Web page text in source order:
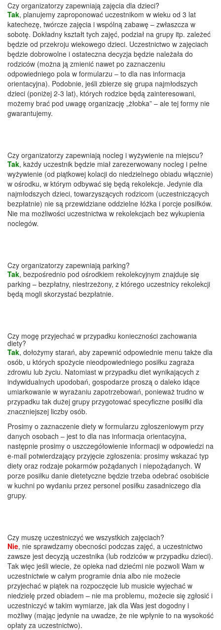
Czy organizatorzy zapewniają zajęcia dla dzieci?
Tak, planujemy zaproponować uczestnikom w wieku od 3 lat
katechezę, twórcze zajęcia i wspólną zabawę – zwłaszcza w
sobotę. Dokładny kształt tych zajęć, podział na grupy itp. zależeć
będzie od przekroju wiekowego dzieci. Uczestnictwo w zajęciach
będzie dobrowolne i ostateczna decyzja będzie należała do
rodziców (można ją zmienić nawet po zaznaczeniu
odpowiedniego pola w formularzu – to dla nas informacja
orientacyjna). Podobnie, jeśli zbierze się grupa najmłodszych
dzieci (poniżej 2-3 lat), których rodzice będą zainteresowani,
możemy brać pod uwagę organizację „żłobka” – ale tej formy nie
gwarantujemy.
Czy organizatorzy zapewniają nocleg i wyżywienie na miejscu?
Tak, każdy uczestnik będzie miał zarezerwowany nocleg i pełne
wyżywienie (od piątkowej kolacji do niedzielnego obiadu włącznie)
w ośrodku, w którym odbywać się będą rekolekcje. Jedynie dla
najmłodszych dzieci, towarzyszących rodzicom (uczestniczących
bezpłatnie) nie są przewidziane oddzielne łóżka i porcje posiłków.
Nie ma możliwości uczestnictwa w rekolekcjach bez wykupienia
noclegów.
Czy organizatorzy zapewniają parking?
Tak, bezpośrednio pod ośrodkiem rekolekcyjnym znajduje się
parking – bezpłatny, niestrzeżony, z którego uczestnicy rekolekcji
będą mogli skorzystać bezpłatnie.
Czy mogę przyjechać w przypadku konieczności zachowania
diety?
Tak, dołożymy starań, aby zapewnić odpowiednie menu także dla
osób, u których spożycie nieodpowiedniego posiłku zagraża
zdrowiu lub życiu. Natomiast w przypadku diet wynikających z
indywidualnych upodobań, gospodarze proszą o daleko idące
umiarkowanie w wyrażaniu zapotrzebowań, ponieważ trudno w
przypadku tak dużej grupy przygotować specyficzne posiłki dla
znaczniejszej liczby osób.
Prosimy o zaznaczenie diety w formularzu zgłoszeniowym przy
danych osobach – jest to dla nas informacja orientacyjna,
następnie prosimy o uszczegółowienie informacji w odpowiedzi na
e-mail potwierdzający przyjęcie zgłoszenia: prosimy wskazać typ
diety oraz rodzaje pokarmów pożądanych i niepożądanych. W
porze posiłku danie dietetyczne będzie trzeba odebrać osobiście
w kuchni po wydaniu przez personel posiłku zasadniczego dla
grupy.
Czy muszę uczestniczyć we wszystkich zajęciach?
Nie, nie sprawdzamy obecności podczas zajęć, a uczestnictwo
zawsze jest decyzją uczestnika (lub rodziców w przypadku dzieci).
Tak więc jeśli wiecie, że opieka nad dziećmi nie pozwoli Wam w
uczestnictwie w całym programie dnia albo nie możecie
przyjechać w piątek na rozpoczęcie lub musicie wyjechać w
niedzielę przed obiadem – nie ma problemu, możecie się zgłosić i
uczestniczyć w takim wymiarze, jak dla Was jest dogodny i
możliwy (mając jedynie na uwadze, że nie wpłynie to na wysokość
opłaty za uczestnictwo).